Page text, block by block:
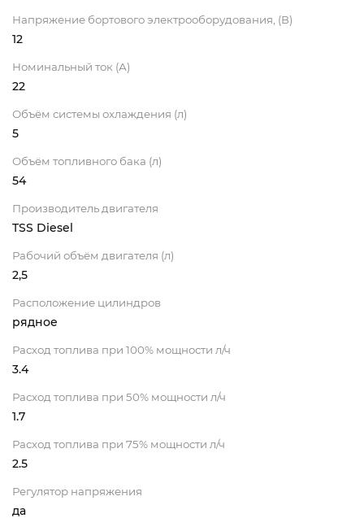
Напряжение бортового электрооборудования, (В)
12
Номинальный ток (А)
22
Объём системы охлаждения (л)
5
Объём топливного бака (л)
54
Производитель двигателя
TSS Diesel
Рабочий объём двигателя (л)
2,5
Расположение цилиндров
рядное
Расход топлива при 100% мощности л/ч
3.4
Расход топлива при 50% мощности л/ч
1.7
Расход топлива при 75% мощности л/ч
2.5
Регулятор напряжения
да